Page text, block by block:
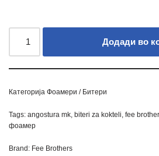
Додади во
Категорија Фоамери / Битери
Tags: angostura mk, biteri za kokteli, fee
фоамер
Brand: Fee Brothers